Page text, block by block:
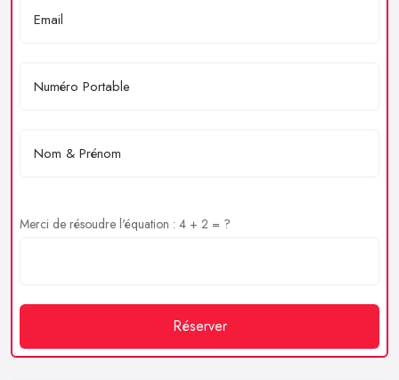
Merci de résoudre l'équation : 4 + 2 = ?
Réserver